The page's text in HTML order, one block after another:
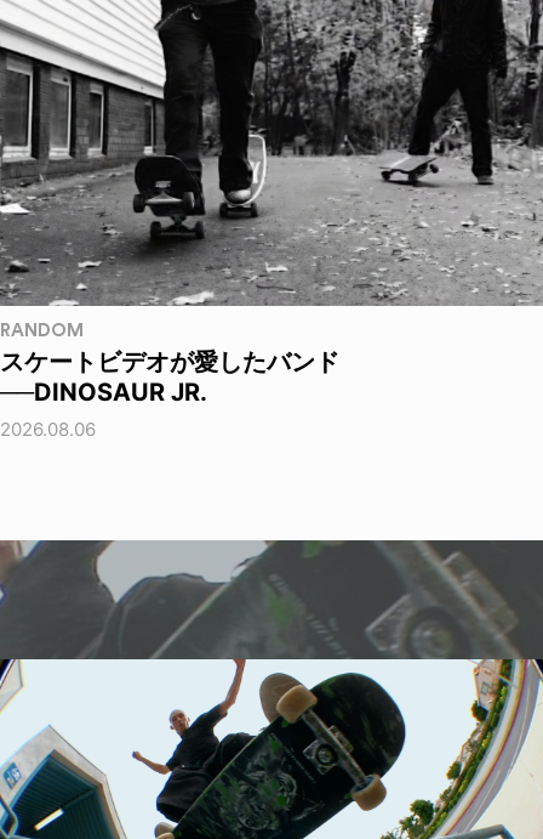
RANDOM
スケートビデオが愛したバンド
──DINOSAUR JR.
2026.08.06